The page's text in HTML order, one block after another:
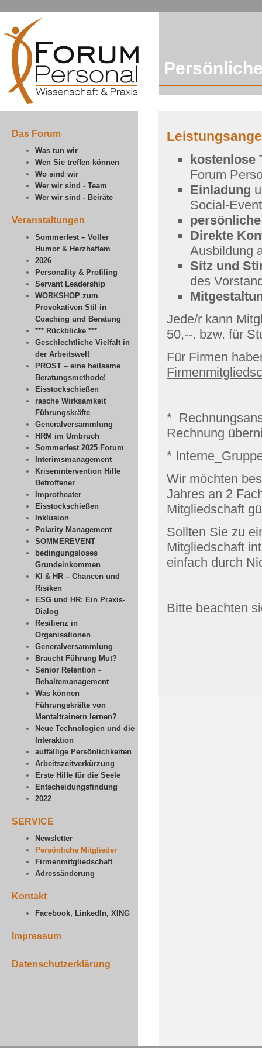
Das Forum
Was tun wir
Wen Sie treffen können
Wo sind wir
Wer wir sind - Team
Wer wir sind - Beiräte
Veranstaltungen
Sommerfest – Voller
Humor & Herzhaftem
2026
Personality & Profiling
Servant Leadership
WORKSHOP zum
Provokativen Stil in
Coaching und Beratung
*** Rückblicke ***
Geschlechtliche Vielfalt in
der Arbeitswelt
PROST – eine heilsame
Beratungsmethode!
Eisstockschießen
rasche Wirksamkeit
Führungskräfte
Generalversammlung
HRM im Umbruch
Sommerfest 2025 Forum
Interimsmanagement
Krisenintervention Hilfe
Betroffener
Improtheater
Eisstockschießen
Inklusion
Polarity Management
SOMMEREVENT
bedingungsloses
Grundeinkommen
KI & HR – Chancen und
Risiken
ESG und HR: Ein Praxis-
Dialog
Resilienz in
Organisationen
Generalversammlung
Braucht Führung Mut?
Senior Retention -
Behaltemanagement
Was können
Führungskräfte von
Mentaltrainern lernen?
Neue Technologien und die
Interaktion
auffällige Persönlichkeiten
Arbeitszeitverkürzung
Erste Hilfe für die Seele
Entscheidungsfindung
2022
SERVICE
Newsletter
Persönliche Mitglieder
Firmenmitgliedschaft
Adressänderung
Kontakt
Facebook, LinkedIn, XING
Impressum
Datenschutzerklärung
kostenlose
Forum
Einladung
Social-
Direkte
Ausbildung
Sitz und
des
Jede/r kann
50,--. bzw. für
Für Firmen
*
Rechnung
*
Wir möchten
Jahres an 2
Mitgliedschaft
Sollten Sie zu
Mitgliedschaft
einfach durch
Bitte beachten